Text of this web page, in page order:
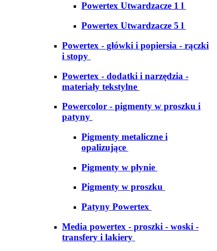
Powertex Utwardzacze 1 l
Powertex Utwardzacze 5 l
Powertex - główki i popiersia - rączki
i stopy
Powertex - dodatki i narzędzia -
materiały tekstylne
Powercolor - pigmenty w proszku i
patyny
Pigmenty metaliczne i
opalizujące
Pigmenty w płynie
Pigmenty w proszku
Patyny Powertex
Media powertex - proszki - woski -
transfery i lakiery